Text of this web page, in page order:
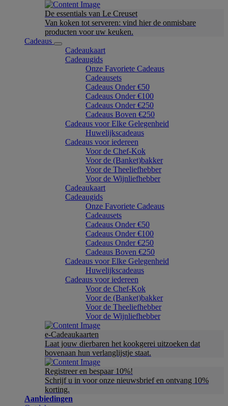
De essentials van Le Creuset
Van koken tot serveren: vind hier de onmisbare
producten voor uw keuken.
Cadeaus
Cadeaukaart
Cadeaugids
Onze Favoriete Cadeaus
Cadeausets
Cadeaus Onder €50
Cadeaus Onder €100
Cadeaus Onder €250
Cadeaus Boven €250
Cadeaus voor Elke Gelegenheid
Huwelijkscadeaus
Cadeaus voor iedereen
Voor de Chef-Kok
Voor de (Banket)bakker
Voor de Theeliefhebber
Voor de Wijnliefhebber
Cadeaukaart
Cadeaugids
Onze Favoriete Cadeaus
Cadeausets
Cadeaus Onder €50
Cadeaus Onder €100
Cadeaus Onder €250
Cadeaus Boven €250
Cadeaus voor Elke Gelegenheid
Huwelijkscadeaus
Cadeaus voor iedereen
Voor de Chef-Kok
Voor de (Banket)bakker
Voor de Theeliefhebber
Voor de Wijnliefhebber
e-Cadeaukaarten
Laat jouw dierbaren het kookgerei uitzoeken dat
bovenaan hun verlanglijstje staat.
Registreer en bespaar 10%!
Schrijf u in voor onze nieuwsbrief en ontvang 10%
korting.
Aanbiedingen